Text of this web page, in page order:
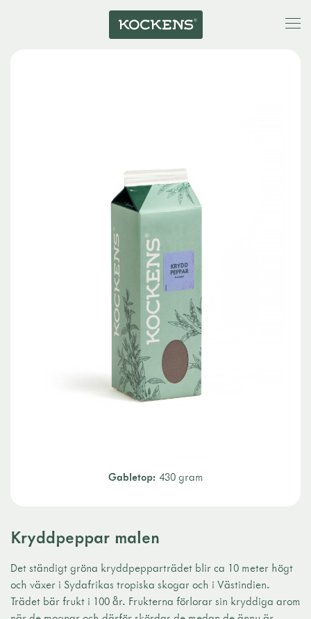
Gabletop: 430 gram
Kryddpeppar malen
Det ständigt gröna kryddpepparträdet blir ca 10 meter högt
och växer i Sydafrikas tropiska skogar och i Västindien.
Trädet bär frukt i 100 år. Frukterna förlorar sin kryddiga arom